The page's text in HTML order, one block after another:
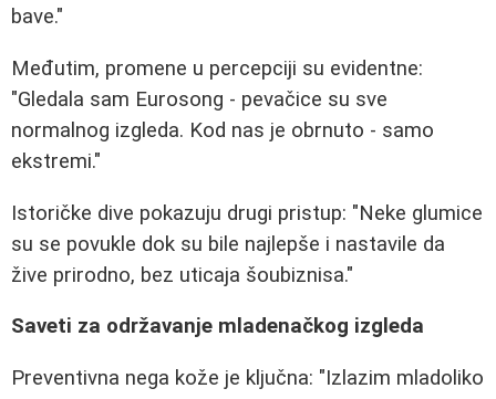
bave."
Međutim, promene u percepciji su evidentne:
"Gledala sam Eurosong - pevačice su sve
normalnog izgleda. Kod nas je obrnuto - samo
ekstremi."
Istoričke dive pokazuju drugi pristup: "Neke glumice
su se povukle dok su bile najlepše i nastavile da
žive prirodno, bez uticaja šoubiznisa."
Saveti za održavanje mladenačkog izgleda
Preventivna nega kože je ključna: "Izlazim mladoliko